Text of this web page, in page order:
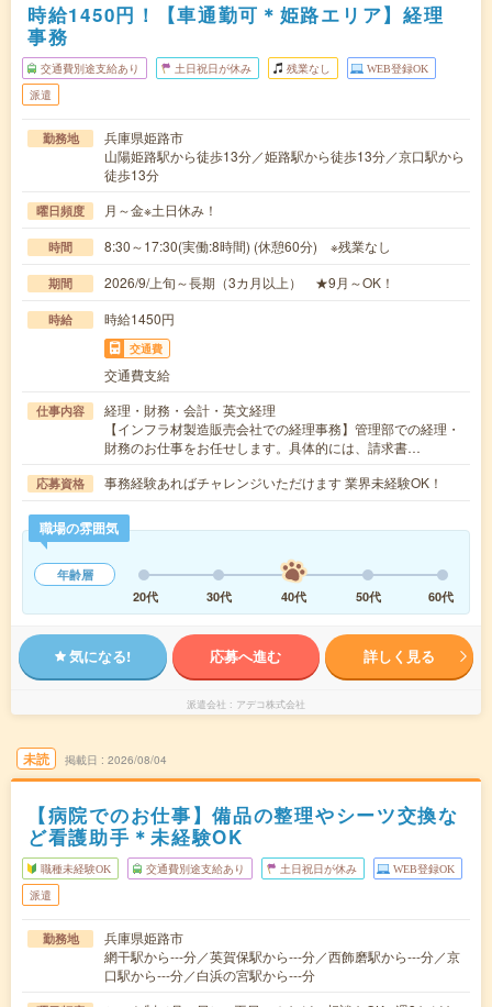
時給1450円！【車通勤可＊姫路エリア】経理
事務
交通費別途支給あり 土日祝日が休み 残業なし WEB登録OK
派遣
勤務地
兵庫県姫路市
山陽姫路駅から徒歩13分／姫路駅から徒歩13分／京口駅から
徒歩13分
曜日頻度 月～金※土日休み！
時間 8:30～17:30(実働:8時間) (休憩60分) ※残業なし
期間 2026/9/上旬～長期（3カ月以上） ★9月～OK！
時給 時給1450円
交通費
交通費支給
仕事内容
経理・財務・会計・英文経理
【インフラ材製造販売会社での経理事務】管理部での経理・
財務のお仕事をお任せします。具体的には、請求書…
応募資格 事務経験あればチャレンジいただけます 業界未経験OK！
職場の雰囲気
年齢層
20代
30代 40代 50代 60代
気になる! 応募へ進む 詳しく見る
派遣会社 アデコ株式会社
未読 掲載日 2026/08/04
【病院でのお仕事】備品の整理やシーツ交換な
ど看護助手＊未経験OK
職種未経験OK 交通費別途支給あり 土日祝日が休み WEB登録OK
派遣
勤務地
兵庫県姫路市
網干駅から---分／英賀保駅から---分／西飾磨駅から---分／京
口駅から---分／白浜の宮駅から---分